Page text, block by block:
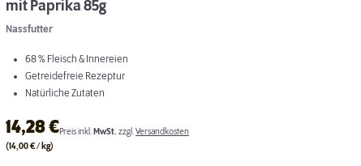
mit Paprika 85g
Nassfutter
68 % Fleisch & Innereien
Getreidefreie Rezeptur
Natürliche Zutaten
14,28€Preis inkl. MwSt. zzgl.Versandkosten
(14,00 € / kg)